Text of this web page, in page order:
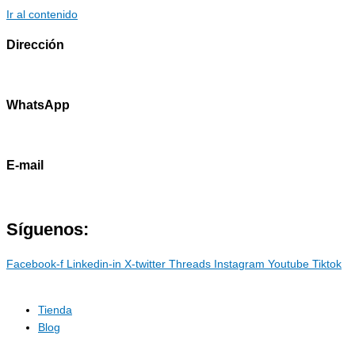
Ir al contenido
Dirección
WhatsApp
E-mail
Síguenos:
Facebook-f Linkedin-in X-twitter Threads Instagram Youtube Tiktok
Tienda
Blog